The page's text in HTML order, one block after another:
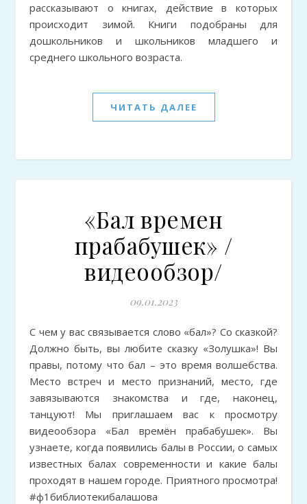
рассказывают о книгах, действие в которых
происходит зимой. Книги подобраны для
дошкольников и школьников младшего и
среднего школьного возраста.
ЧИТАТЬ ДАЛЕЕ
«Бал времен
прабабушек» /
видеообзор/
09.01.2023
С чем у вас связывается слово «бал»? Со сказкой?
Должно быть, вы любите сказку «Золушка»! Вы
правы, потому что бал – это время волшебства.
Место встреч и место признаний, место, где
завязываются знакомства и где, наконец,
танцуют! Мы приглашаем вас к просмотру
видеообзора «Бал времён прабабушек». Вы
узнаете, когда появились балы в России, о самых
известных балах современности и какие балы
проходят в нашем городе. Приятного просмотра!
#ф1библиотекибалашова